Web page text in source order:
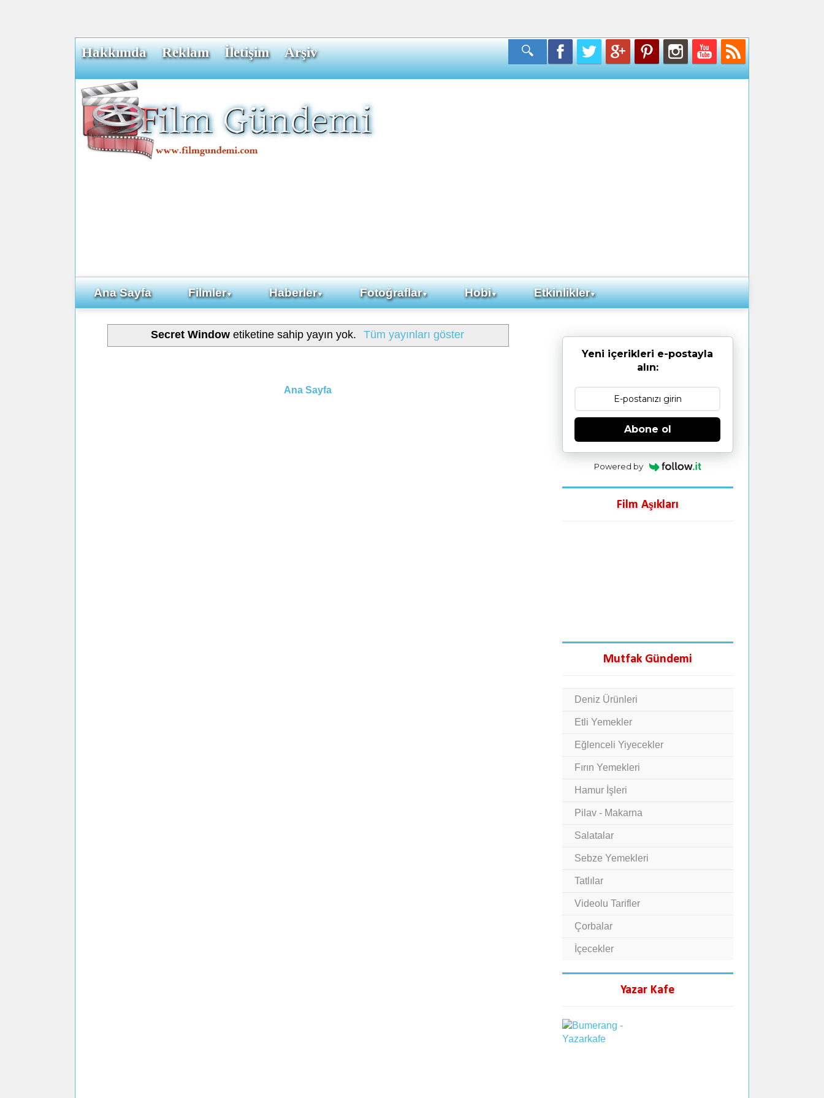
Hakkımda Reklam İletişim Arşiv
Ana Sayfa Filmler▼ Haberler▼ Fotoğraflar▼ Hobi▼ Etkinlikler▼
Secret Window etiketine sahip yayın yok. Tüm yayınları göster
Ana Sayfa
Yeni içerikleri e-postayla
alın:
Abone ol
Powered by
Film Aşıkları
Mutfak Gündemi
Deniz Ürünleri
Etli Yemekler
Eğlenceli Yiyecekler
Fırın Yemekleri
Hamur İşleri
Pilav - Makarna
Salatalar
Sebze Yemekleri
Tatlılar
Videolu Tarifler
Çorbalar
İçecekler
Yazar Kafe